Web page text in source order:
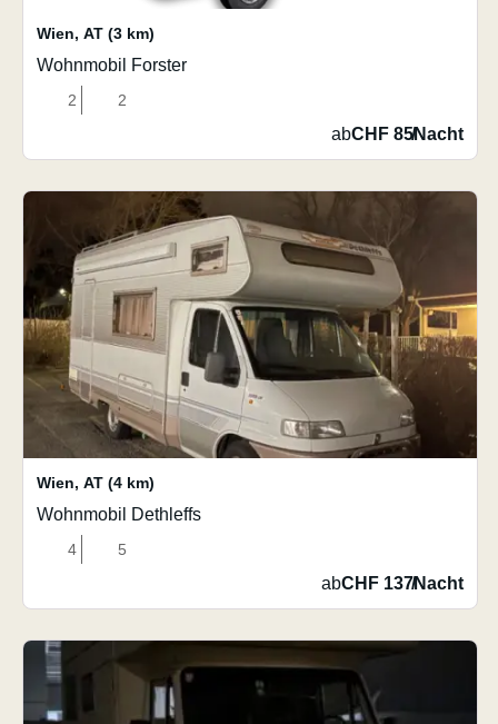
Wien, AT (3 km)
Wohnmobil Forster
2 2
abCHF 85/Nacht
Wien, AT (4 km)
Wohnmobil Dethleffs
4 5
abCHF 137/Nacht